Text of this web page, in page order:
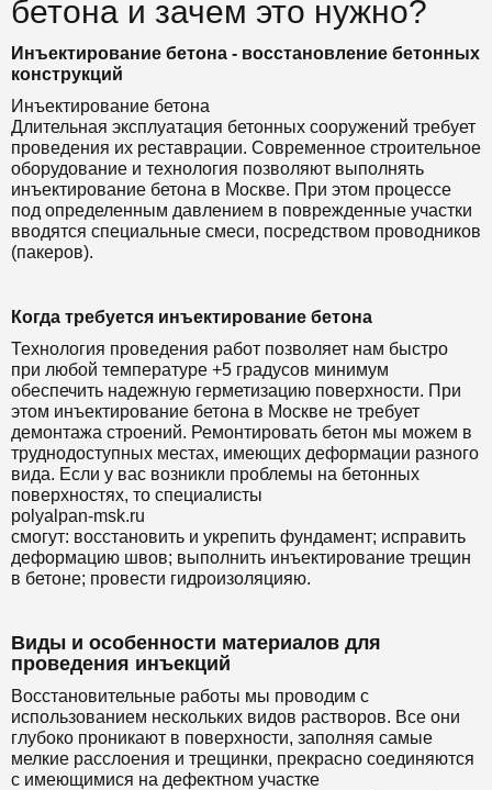
бетона и зачем это нужно?
Инъектирование бетона - восстановление бетонных
конструкций
Инъектирование бетона
Длительная эксплуатация бетонных сооружений требует
проведения их реставрации. Современное строительное
оборудование и технология позволяют выполнять
инъектирование бетона в Москве. При этом процессе
под определенным давлением в поврежденные участки
вводятся специальные смеси, посредством проводников
(пакеров).
Когда требуется инъектирование бетона
Технология проведения работ позволяет нам быстро
при любой температуре +5 градусов минимум
обеспечить надежную герметизацию поверхности. При
этом инъектирование бетона в Москве не требует
демонтажа строений. Ремонтировать бетон мы можем в
труднодоступных местах, имеющих деформации разного
вида. Если у вас возникли проблемы на бетонных
поверхностях, то специалисты
polyalpan-msk.ru
смогут: восстановить и укрепить фундамент; исправить
деформацию швов; выполнить инъектирование трещин
в бетоне; провести гидроизоляцияю.
Виды и особенности материалов для
проведения инъекций
Восстановительные работы мы проводим с
использованием нескольких видов растворов. Все они
глубоко проникают в поверхности, заполняя самые
мелкие расслоения и трещинки, прекрасно соединяются
с имеющимися на дефектном участке